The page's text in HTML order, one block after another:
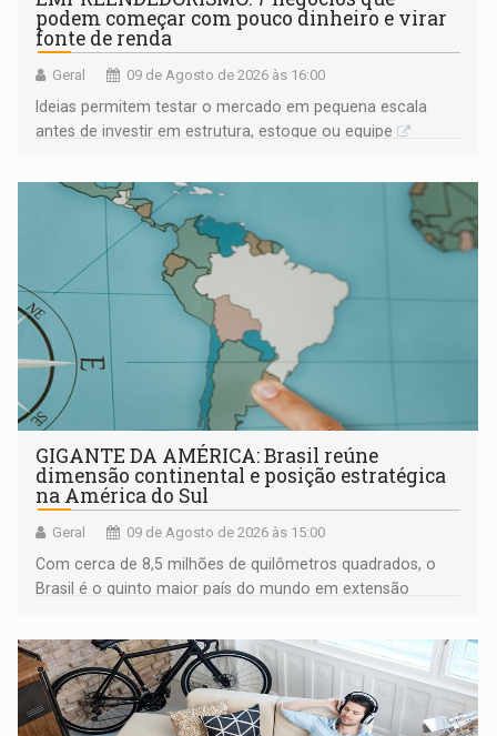
podem começar com pouco dinheiro e virar
fonte de renda
Geral 09 de Agosto de 2026 às 16:00
Ideias permitem testar o mercado em pequena escala
antes de investir em estrutura, estoque ou equipe
GIGANTE DA AMÉRICA: Brasil reúne
dimensão continental e posição estratégica
na América do Sul
Geral 09 de Agosto de 2026 às 15:00
Com cerca de 8,5 milhões de quilômetros quadrados, o
Brasil é o quinto maior país do mundo em extensão